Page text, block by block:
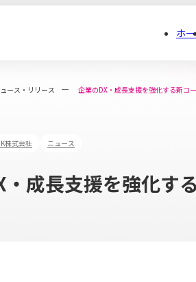
ホ
ース・リリース 企業のDX・成長支援を強化する新コ
株式会社 ニュース
・成長支援を強化す